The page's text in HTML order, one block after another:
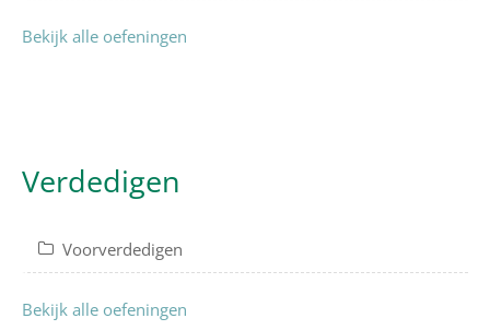
Bekijk alle oefeningen
Verdedigen
Voorverdedigen
Bekijk alle oefeningen